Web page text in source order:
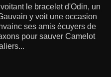
le bracelet d'Odin, un
y voit une occasion
ses amis écuyers de
pour sauver Camelot